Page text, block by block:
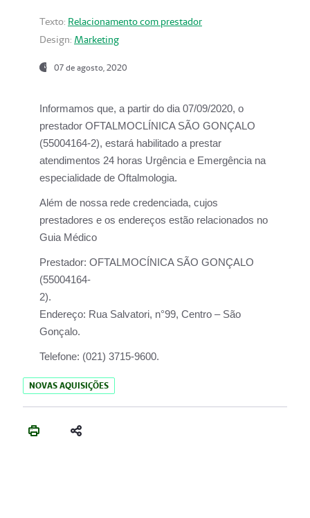
Texto: Relacionamento com prestador
Design: Marketing
07 de agosto, 2020
Informamos que, a partir do dia07/09/2020, o
prestador OFTALMOCLÍNICA SÃO GONÇALO
(55004164-2), estará habilitado a prestar
atendimentos 24 horas Urgência e Emergência na
especialidade de Oftalmologia.
Além de nossa rede credenciada, cujos
prestadores e os endereços estão relacionados no
Guia Médico
Prestador: OFTALMOCÍNICA SÃO GONÇALO
(55004164-
2).
Endereço: Rua Salvatori, n°99, Centro – São
Gonçalo.
Telefone: (021) 3715-9600.
NOVAS AQUISIÇÕES